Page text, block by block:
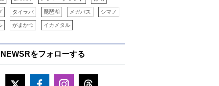
タイラバ 琵琶湖 メガバス シマノ
がまかつ イカメタル
をフォローする